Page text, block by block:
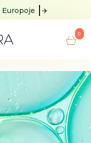
Europoje ✈️
0